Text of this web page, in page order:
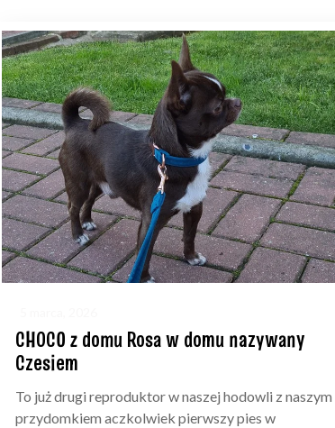
CHOCO z domu Rosa w domu nazywany
Czesiem
To już drugi reproduktor w naszej hodowli z naszym
przydomkiem aczkolwiek pierwszy pies w